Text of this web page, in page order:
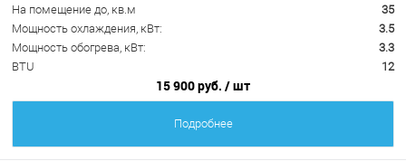
На помещение до, кв.м
35
Мощность охлаждения, кВт:
3.5
Мощность обогрева, кВт:
3.3
BTU
12
15 900 руб. / шт
Подробнее